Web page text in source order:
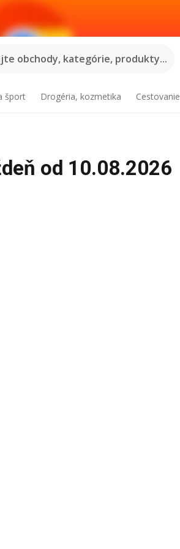
obchody, kategórie, produkty...
šport Drogéria, kozmetika Cestovanie
od 10.08.2026